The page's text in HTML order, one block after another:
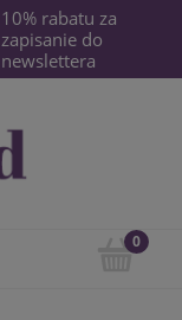
10% rabatu za
zapisanie do
newslettera